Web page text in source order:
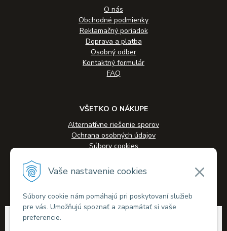
Vaše nastavenie cookies
Súbory cookie nám pomáhajú pri poskytovaní služieb
pre vás. Umožňujú spoznať a zapamätať si vaše
preferencie.
O nás
Obchodné podmienky
Reklamačný poriadok
Doprava a platba
Osobný odber
Kontaktný formulár
FAQ
VŠETKO O NÁKUPE
Alternatívne riešenie sporov
Ochrana osobných údajov
Súbory cookies
Veľkoobchodná spolupráca
© 2026 Alkohol-eshop.sk •